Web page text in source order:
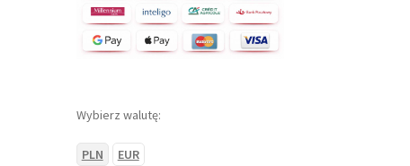
Wybierz walutę:
PLN EUR